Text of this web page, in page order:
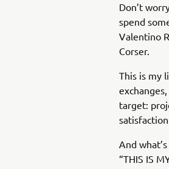
Don’t
spend
Valentino
Corser.
This is my
target:
And
“THIS IS